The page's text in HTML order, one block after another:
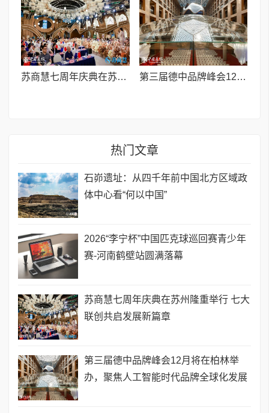
苏商慧七周年庆典在苏州隆重举行 七大联创共启发展新篇章 第三届德中品牌峰会12月将在柏林举办，聚焦人工智能时代品牌全球化发展
热门文章
石峁遗址：从四千年前中国北方区域政
体中心看“何以中国”
2026“李宁杯”中国匹克球巡回赛青少年
赛-河南鹤壁站圆满落幕
苏商慧七周年庆典在苏州隆重举行 七大
联创共启发展新篇章
第三届德中品牌峰会12月将在柏林举
办，聚焦人工智能时代品牌全球化发展